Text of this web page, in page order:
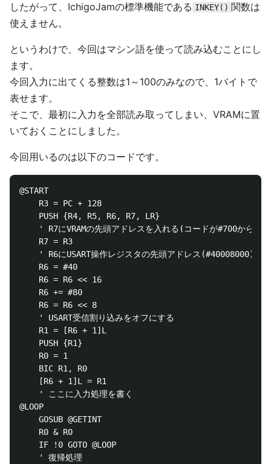
したがって、IchigoJamの標準機能である INKEY() 関数は
使えません。
というわけで、今回はマシン語を使って読み込むことにし
ます。
今回入力に出てくる整数は1～100のみなので、1バイトで
表せます。
そこで、最初に入力を全部読み取ってしまい、VRAMに置
いておくことにしました。
今回用いるのは以下のコードです。
@START
@LOOP